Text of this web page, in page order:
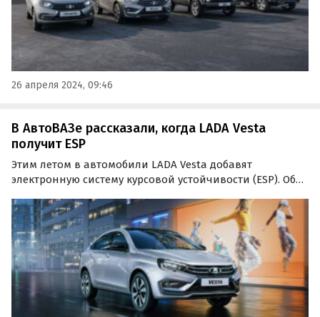
26 апреля 2024, 09:46
В АвтоВАЗе рассказали, когда LADA Vesta
получит ESP
Этим летом в автомобили LADA Vesta добавят
электронную систему курсовой устойчивости (ESP). Об
программ и проектов «АвтоВАЗа» Олег Груненков.